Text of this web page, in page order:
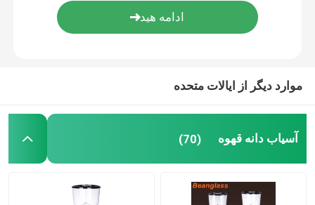
شیر ساز اتوماتیک
آسیاب دیجیتال قهوه
موارد دیگر از ایالات متحده
آسیاب دانه قهوه (70)